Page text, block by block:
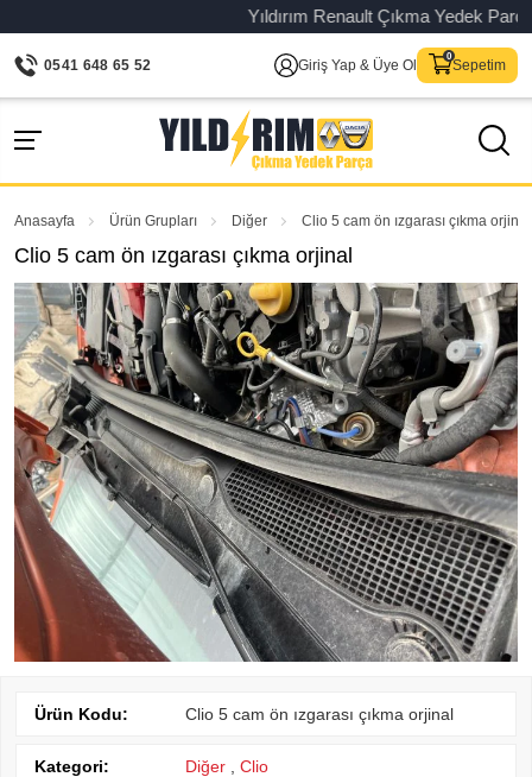
Yıldırım Renault Çıkma Yedek
0541 648 65 52 Giriş Yap & Üye Ol Sepetim
Anasayfa Ürün Grupları Diğer Clio 5 cam ön ızgarası çıkma orjinal
Clio 5 cam ön ızgarası çıkma orjinal
Ürün Kodu: Clio 5 cam ön ızgarası çıkma orjinal
Kategori: Diğer Clio